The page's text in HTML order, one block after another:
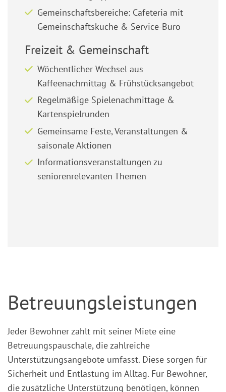
Gemeinschaftsbereiche: Cafeteria mit
Gemeinschaftsküche & Service-Büro
Freizeit & Gemeinschaft
Wöchentlicher Wechsel aus
Kaffeenachmittag & Frühstücksangebot
Regelmäßige Spielenachmittage &
Kartenspielrunden
Gemeinsame Feste, Veranstaltungen &
saisonale Aktionen
Informationsveranstaltungen zu
seniorenrelevanten Themen
Betreuungsleistungen
Jeder Bewohner zahlt mit seiner Miete eine
Betreuungspauschale, die zahlreiche
Unterstützungsangebote umfasst. Diese sorgen für
Sicherheit und Entlastung im Alltag. Für Bewohner,
die zusätzliche Unterstützung benötigen, können